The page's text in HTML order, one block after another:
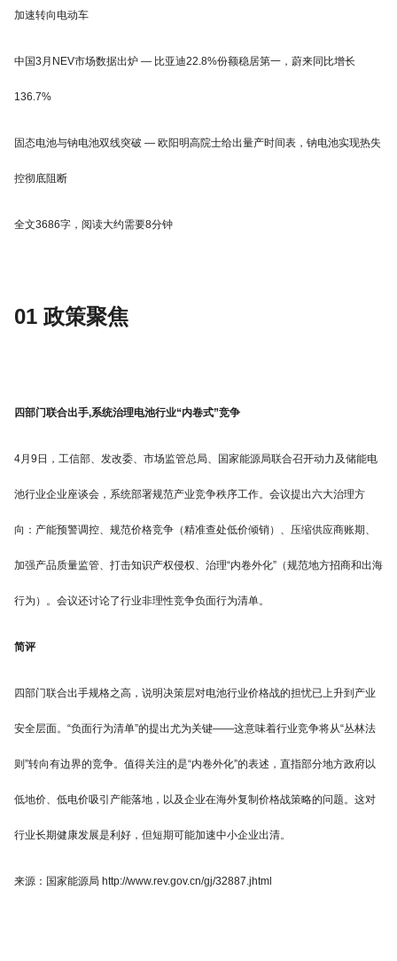
加速转向电动车
中国3月NEV市场数据出炉 — 比亚迪22.8%份额稳居第一，蔚来同比增长
136.7%
固态电池与钠电池双线突破 — 欧阳明高院士给出量产时间表，钠电池实现热失
控彻底阻断
全文3686字，阅读大约需要8分钟
01 政策聚焦
四部门联合出手,系统治理电池行业“内卷式”竞争
4月9日，工信部、发改委、市场监管总局、国家能源局联合召开动力及储能电
池行业企业座谈会，系统部署规范产业竞争秩序工作。会议提出六大治理方
向：产能预警调控、规范价格竞争（精准查处低价倾销）、压缩供应商账期、
加强产品质量监管、打击知识产权侵权、治理“内卷外化”（规范地方招商和出海
行为）。会议还讨论了行业非理性竞争负面行为清单。
简评
四部门联合出手规格之高，说明决策层对电池行业价格战的担忧已上升到产业
安全层面。“负面行为清单”的提出尤为关键——这意味着行业竞争将从“丛林法
则”转向有边界的竞争。值得关注的是“内卷外化”的表述，直指部分地方政府以
低地价、低电价吸引产能落地，以及企业在海外复制价格战策略的问题。这对
行业长期健康发展是利好，但短期可能加速中小企业出清。
来源：国家能源局 http://www.rev.gov.cn/gj/32887.jhtml